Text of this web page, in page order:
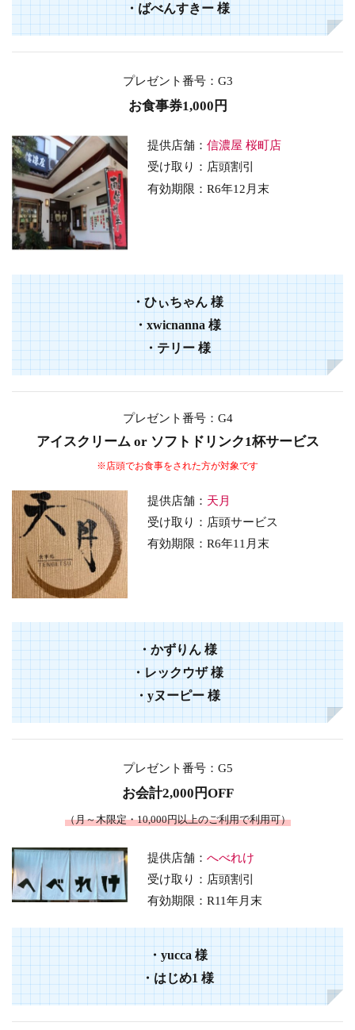
・ばべんすきー 様
プレゼント番号：G3
お食事券1,000円
提供店舗：信濃屋 桜町店
受け取り：店頭割引
有効期限：R6年12 月末
・ひぃちゃん様
・xwicnanna様
・テリー様
プレゼント番号：G4
アイスクリーム or ソフトドリンク1杯サービス
※店頭でお食事をされた方が対象です
提供店舗： 天月
受け取り：店頭サービス
有効期限：R6年11月末
・かずりん様
・レックウザ様
・yヌーピー様
プレゼント番号：G5
お会計2,000円OFF
（月～木限定・10,000円以上のご利用で利用可）
提供店舗：へべれけ
受け取り：店頭割引
有効期限：R11年月末
・yucca様
・はじめ1様